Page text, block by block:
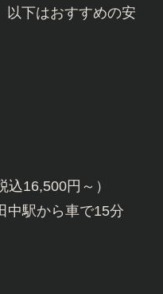
以下はおすすめの安
16,500円～）
中駅から車で15分